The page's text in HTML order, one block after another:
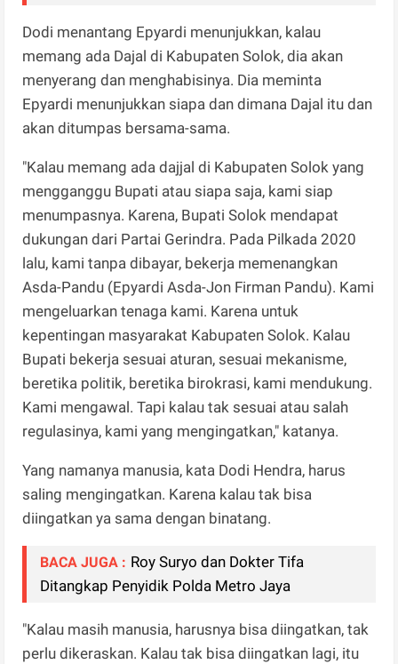
Dodi menantang Epyardi menunjukkan, kalau
memang ada Dajal di Kabupaten Solok, dia akan
menyerang dan menghabisinya. Dia meminta
Epyardi menunjukkan siapa dan dimana Dajal itu dan
akan ditumpas bersama-sama.
"Kalau memang ada dajjal di Kabupaten Solok yang
mengganggu Bupati atau siapa saja, kami siap
menumpasnya. Karena, Bupati Solok mendapat
dukungan dari Partai Gerindra. Pada Pilkada 2020
lalu, kami tanpa dibayar, bekerja memenangkan
Asda-Pandu (Epyardi Asda-Jon Firman Pandu). Kami
mengeluarkan tenaga kami. Karena untuk
kepentingan masyarakat Kabupaten Solok. Kalau
Bupati bekerja sesuai aturan, sesuai mekanisme,
beretika politik, beretika birokrasi, kami mendukung.
Kami mengawal. Tapi kalau tak sesuai atau salah
regulasinya, kami yang mengingatkan," katanya.
Yang namanya manusia, kata Dodi Hendra, harus
saling mengingatkan. Karena kalau tak bisa
diingatkan ya sama dengan binatang.
BACA JUGA : Roy Suryo dan Dokter Tifa
Ditangkap Penyidik Polda Metro Jaya
"Kalau masih manusia, harusnya bisa diingatkan, tak
perlu dikeraskan. Kalau tak bisa diingatkan lagi, itu